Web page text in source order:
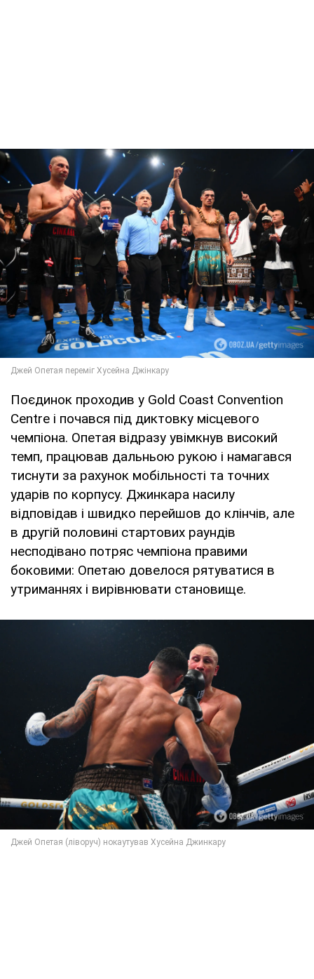
Поєдинок проходив у Gold Coast Convention
Centre і почався під диктовку місцевого
чемпіона. Опетая відразу увімкнув високий
темп, працював дальньою рукою і намагався
тиснути за рахунок мобільності та точних
ударів по корпусу. Джинкара насилу
відповідав і швидко перейшов до клінчів, але
в другій половині стартових раундів
несподівано потряс чемпіона правими
боковими: Опетаю довелося рятуватися в
утриманнях і вирівнювати становище.